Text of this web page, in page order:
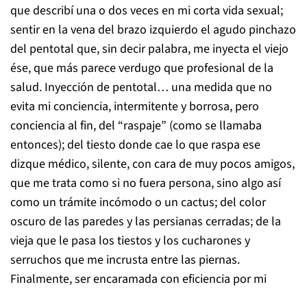
que describí una o dos veces en mi corta vida sexual;
sentir en la vena del brazo izquierdo el agudo pinchazo
del pentotal que, sin decir palabra, me inyecta el viejo
ése, que más parece verdugo que profesional de la
salud. Inyección de pentotal… una medida que no
evita mi conciencia, intermitente y borrosa, pero
conciencia al fin, del “raspaje” (como se llamaba
entonces); del tiesto donde cae lo que raspa ese
dizque médico, silente, con cara de muy pocos amigos,
que me trata como si no fuera persona, sino algo así
como un trámite incómodo o un cactus; del color
oscuro de las paredes y las persianas cerradas; de la
vieja que le pasa los tiestos y los cucharones y
serruchos que me incrusta entre las piernas.
Finalmente, ser encaramada con eficiencia por mi